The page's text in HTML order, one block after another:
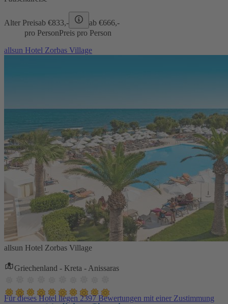
Alter Preisab €833,- ab €666,-
pro PersonPreis pro Person
allsun Hotel Zorbas Village
allsun Hotel Zorbas Village
Griechenland - Kreta - Anissaras
Für dieses Hotel liegen 2397 Bewertungen mit einer Zustimmung